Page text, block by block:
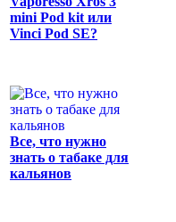
mini Pod kit или
Vinci Pod SE?
Все, что нужно
знать о табаке для
кальянов